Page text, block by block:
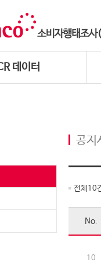
데이터
공지
전체 10
No.
10